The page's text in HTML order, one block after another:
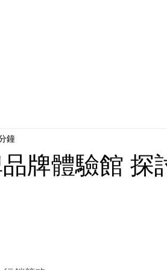
牌體驗館 探
鐘